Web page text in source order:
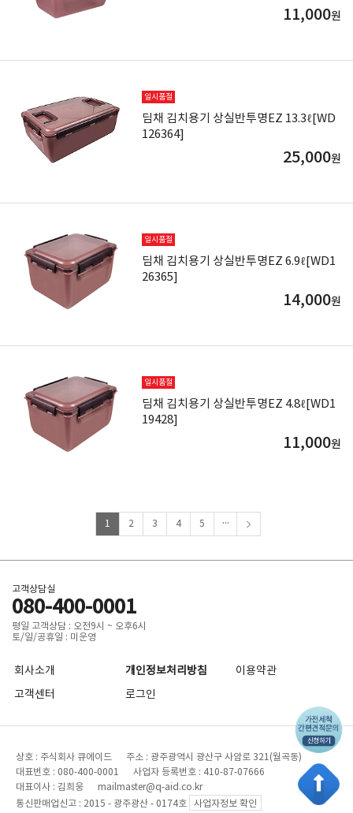
11,000원
일시품절
딤채 김치용기 상실반투명EZ 13.3ℓ[WD
126364]
25,000원
일시품절
딤채 김치용기 상실반투명EZ 6.9ℓ[WD1
26365]
14,000원
일시품절
딤채 김치용기 상실반투명EZ 4.8ℓ[WD1
19428]
11,000원
1 2 3 4 5 ...
고객상담실
080-400-0001
평일 고객상담 : 오전9시 ~ 오후6시
토/일/공휴일 : 미운영
회사소개 개인정보처리방침
이용약관
고객센터
로그인
상호 : 주식회사 큐에이드 주소 : 광주광역시 광산구 사암로 321(월곡동)
대표번호 : 080-400-0001 사업자 등록번호 : 410-87-07666
대표이사 : 김희웅 mailmaster@q-aid.co.kr
통신판매업신고 : 2015 - 광주광산 - 0174호
사업자정보 확인